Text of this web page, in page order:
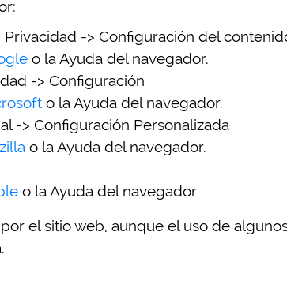
-> Configuración del
o la Ayuda del navegador.
-> Configuración
o la Ayuda del navegador.
-> Configuración Personalizada
o la Ayuda del navegador.
o la Ayuda del navegador
el sitio web, aunque el uso de